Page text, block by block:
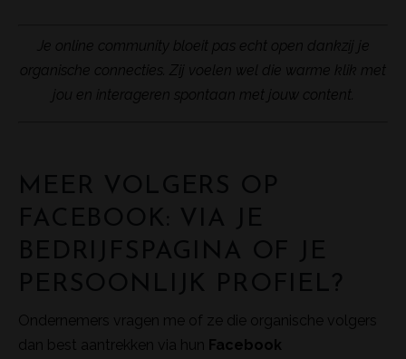
Je online community bloeit pas echt open dankzij je
organische connecties. Zij voelen wel die warme klik met
jou en interageren spontaan met jouw content.
Ondernemers vragen me of ze die organische volgers
dan best aantrekken via hun Facebook